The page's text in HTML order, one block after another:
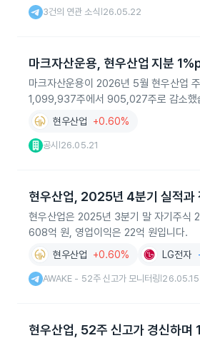
3건의 연관 소식 26.05.22
마크자산운용, 현우산업 지분
마크자산운용이 2026년 5월 현우산업
1,099,937주에서 905,027주로 감소했
현우산업 +0.60%
공시 26.05.21
현우산업, 2025년 4분기 실적과
현우산업은 2025년 3분기 말 자기주식
608억 원, 영업이익은 22억 원입니다.
현우산업 +0.60% LG전자
AWAKE - 52주 신고가 모니터링 26.05.15
현우산업, 52주 신고가 경신하며